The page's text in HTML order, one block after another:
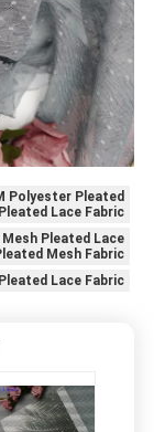
Polyester Pleated
Lace Fabric
Pleated Lace
Mesh Fabric
Lace Fabric